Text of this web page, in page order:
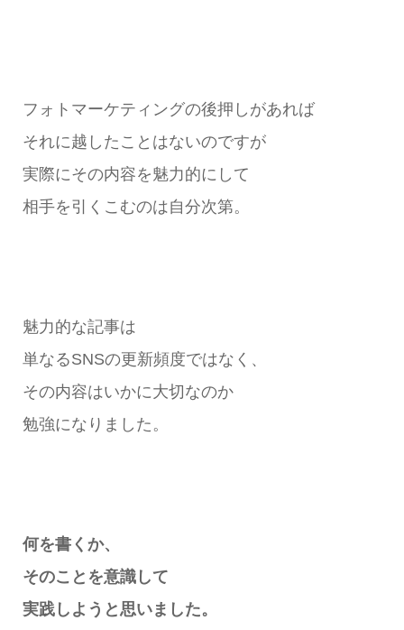
フォトマーケティングの後押しがあれば
それに越したことはないのですが
実際にその内容を魅力的にして
相手を引くこむのは自分次第。
魅力的な記事は
単なるSNSの更新頻度ではなく、
その内容はいかに大切なのか
勉強になりました。
何を書くか、
そのことを意識して
実践しようと思いました。